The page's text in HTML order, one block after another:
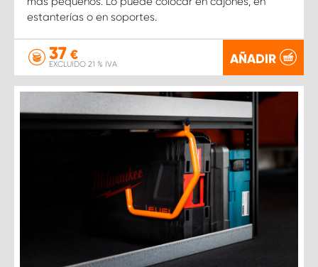
estanterías o en soportes.
37 €
EXCLUIDO 21 % IVA AÑADIR